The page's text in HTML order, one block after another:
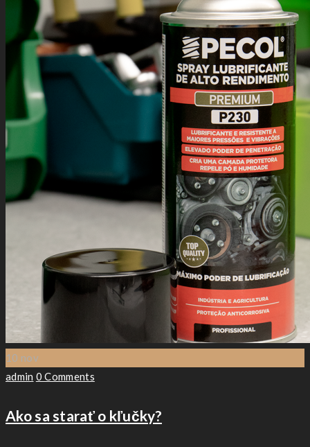
10 nov
Author
admin 0 Comments
Ako sa starať o kľučky?